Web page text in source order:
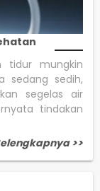
tidur mungkin
sedang sedih,
segelas air
tindakan
>>